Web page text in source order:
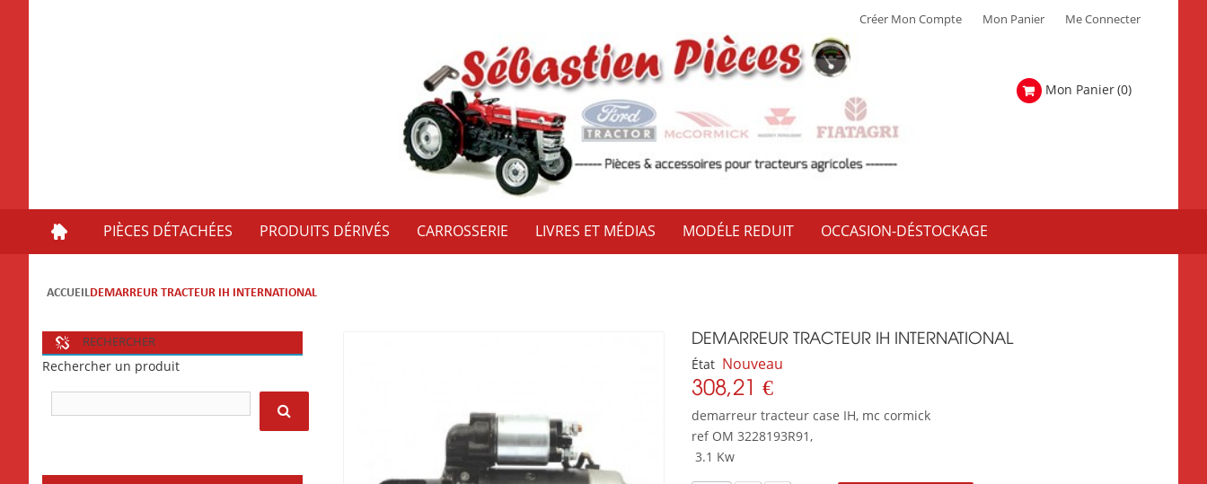
Créer Mon Compte Mon Panier Me Connecter
Mon Panier(0)
PIÈCES DÉTACHÉES PRODUITS DÉRIVÉS CARROSSERIE LIVRES ET MÉDIAS MODÉLE REDUIT OCCASION-DÉSTOCKAGE
ACCUEILDEMARREUR TRACTEUR IH INTERNATIONAL
RECHERCHER
Rechercher un produit
DEMARREUR TRACTEUR IH INTERNATIONAL
État Nouveau
308,21 €
demarreur tracteur case IH, mc cormick
ref OM 3228193R91,
3.1 Kw